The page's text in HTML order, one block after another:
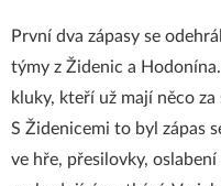
První dva zápasy se
týmy z Židenic a
kluky, kteří už mají něco za
S Židenicemi to byl zápas
ve hře, přesilovky,